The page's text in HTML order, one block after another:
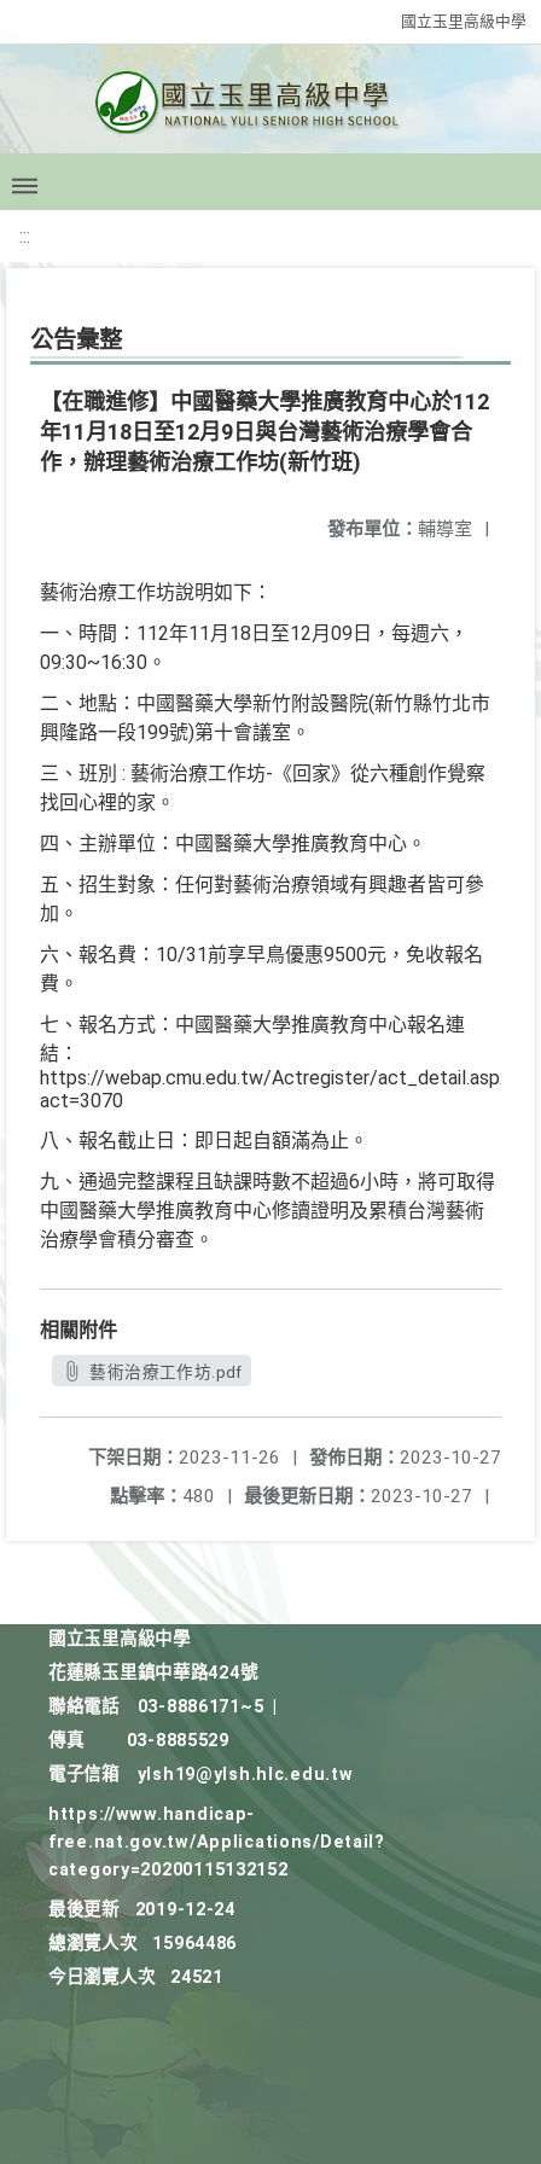
國立玉里高級中學
:::
公告彙整
【在職進修】中國醫藥大學推廣教育中心於112
年11月18日至12月9日與台灣藝術治療學會合
作，辦理藝術治療工作坊(新竹班)
發布單位： 輔導室 |
藝術治療工作坊說明如下：
一、時間：112年11月18日至12月09日，每週六，
09:30~16:30。
二、地點：中國醫藥大學新竹附設醫院(新竹縣竹北市
興隆路一段199號)第十會議室。
三、班別 : 藝術治療工作坊-《回家》從六種創作覺察
找回心裡的家。
四、主辦單位：中國醫藥大學推廣教育中心。
五、招生對象：任何對藝術治療領域有興趣者皆可參
加。
六、報名費：10/31前享早鳥優惠9500元，免收報名
費。
七、報名方式：中國醫藥大學推廣教育中心報名連
結：
https://webap.cmu.edu.tw/Actregister/act_detail.aspx?
act=3070
八、報名截止日：即日起自額滿為止。
九、通過完整課程且缺課時數不超過6小時，將可取得
中國醫藥大學推廣教育中心修讀證明及累積台灣藝術
治療學會積分審查。
相關附件
藝術治療工作坊.pdf
發佈日期： 2023-10-27
下架日期： 2023-11-26
|
最後更新日期： 2023-10-27 |
點擊率： 480 |
國立玉里高級中學
花蓮縣玉里鎮中華路424號
聯絡電話
03-8886171~5
傳真
03-8885529
電子信箱
ylsh19@ylsh.hlc.edu.tw
https://www.handicap-
free.nat.gov.tw/Applications/Detail?
category=20200115132152
最後更新
2019-12-24
總瀏覽人次
15964486
今日瀏覽人次
24521